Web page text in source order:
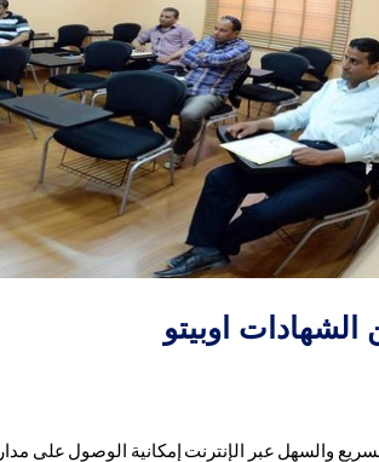
الشهادات اوبيتو
والسهل عبر الإنترنت إمكانية الوصول على مدار